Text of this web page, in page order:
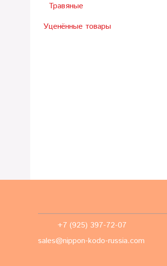
Травяные
Уценённые товары
+7 (925) 397-72-07
sales@nippon-kodo-russia.com